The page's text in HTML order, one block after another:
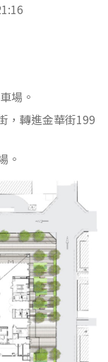
場。
，轉進金華街199
。